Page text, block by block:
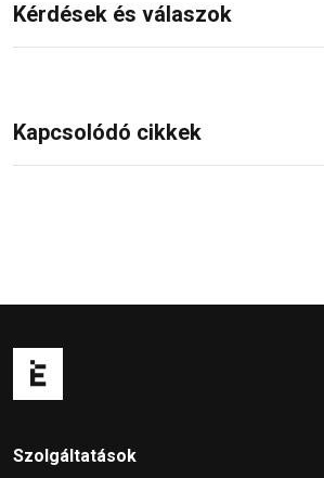
Kérdések és válaszok
Kapcsolódó cikkek
Szolgáltatások